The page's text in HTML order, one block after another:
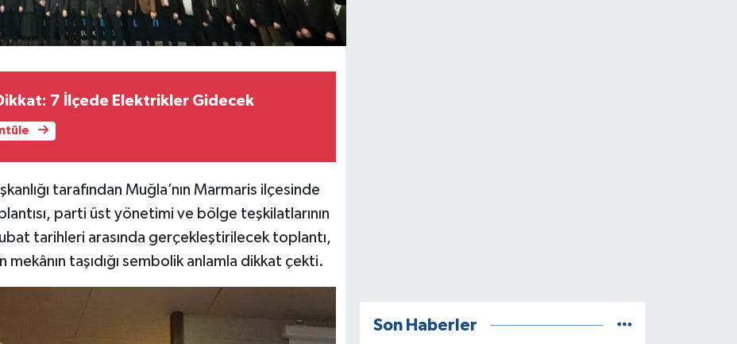
7 İlçede Elektrikler Gidecek
tarafından Muğla’nın Marmaris ilçesinde
parti üst yönetimi ve bölge teşkilatlarının
tarihleri arasında gerçekleştirilecek toplantı,
mekânın taşıdığı sembolik anlamla dikkat çekti.
Son Haberler